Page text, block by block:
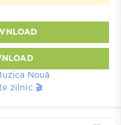
Nouă
zilnic 🎬